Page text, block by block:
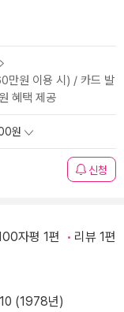
만원 이용 시) / 카드 발
혜택 제공
원
신청
자평 1편 리뷰 1편
(1978년)